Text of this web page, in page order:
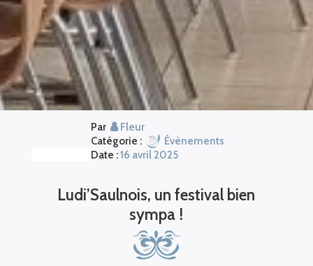
Par
Fleur
Catégorie :
Évènements
Date :16 avril 2025
Ludi’Saulnois, un festival bien
sympa !